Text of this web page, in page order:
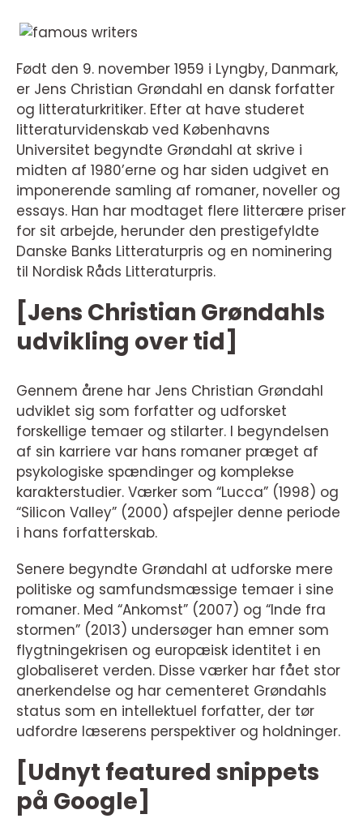
Født den 9. november 1959 i Lyngby, Danmark,
er Jens Christian Grøndahl en dansk forfatter
og litteraturkritiker. Efter at have studeret
litteraturvidenskab ved Københavns
Universitet begyndte Grøndahl at skrive i
midten af 1980’erne og har siden udgivet en
imponerende samling af romaner, noveller og
essays. Han har modtaget flere litterære priser
for sit arbejde, herunder den prestigefyldte
Danske Banks Litteraturpris og en nominering
til Nordisk Råds Litteraturpris.
[Jens Christian Grøndahls
udvikling over tid]
Gennem årene har Jens Christian Grøndahl
udviklet sig som forfatter og udforsket
forskellige temaer og stilarter. I begyndelsen
af sin karriere var hans romaner præget af
psykologiske spændinger og komplekse
karakterstudier. Værker som “Lucca” (1998) og
“Silicon Valley” (2000) afspejler denne periode
i hans forfatterskab.
Senere begyndte Grøndahl at udforske mere
politiske og samfundsmæssige temaer i sine
romaner. Med “Ankomst” (2007) og “Inde fra
stormen” (2013) undersøger han emner som
flygtningekrisen og europæisk identitet i en
globaliseret verden. Disse værker har fået stor
anerkendelse og har cementeret Grøndahls
status som en intellektuel forfatter, der tør
udfordre læserens perspektiver og holdninger.
[Udnyt featured snippets
på Google]